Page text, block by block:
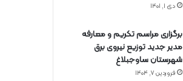
دی ۱, ۱۴۰۱
برگزاری مراسم تكریم و معارفه
مدیر جدید توزیع نیروی برق
شهرستان ساوجبلاغ
فروردین ۷, ۱۴۰۴